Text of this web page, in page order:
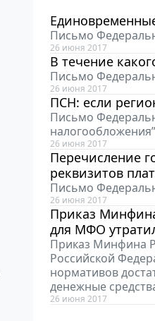
Письмо
26 июня 2017
В течение
Письмо
26 июня 2017
ПСН: если
Письмо
налогообложения”
26 июня 2017
Перечисление
реквизитов
Письмо
26 июня 2017
Приказ
для МФО
Приказ Минфина
Российской
нормативов
денежные
26 июня 2017